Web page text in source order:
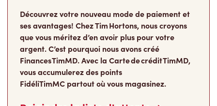
Découvrez votre nouveau mode de paiement et
ses avantages! Chez Tim Hortons, nous croyons
que vous méritez d’en avoir plus pour votre
argent. C’est pourquoi nous avons créé
Finances TimMD. Avec la Carte de crédit TimMD,
vous accumulerez des points
FidéliTimMC partout où vous magasinez.